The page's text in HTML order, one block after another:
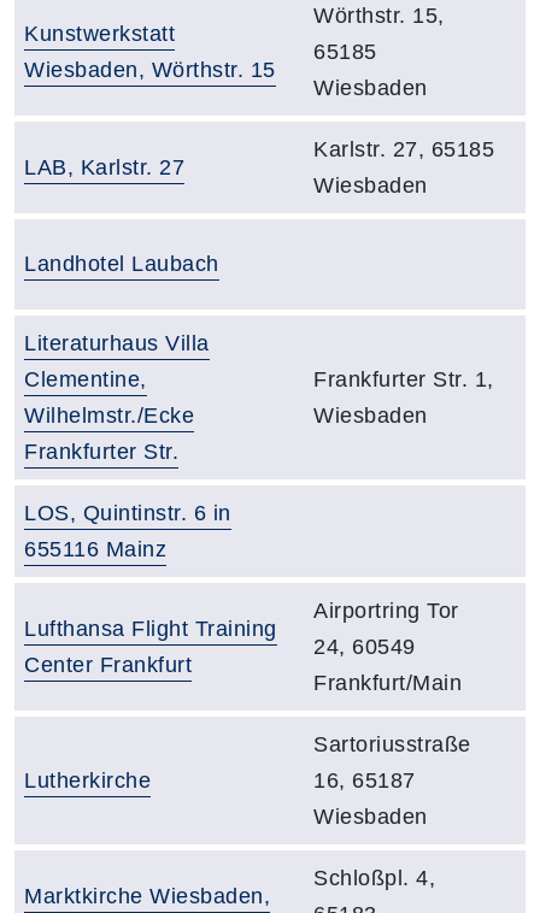
Raumbezeichnung:
Kunstwerkstatt
Wiesbaden, Wörthstr. 15
Adresse:
Wörthstr. 15,
65185
Wiesbaden
Raumbezeichnung:
LAB, Karlstr. 27
Adresse:
Karlstr. 27, 65185
Wiesbaden
Raumbezeichnung:
Landhotel Laubach
Raumbezeichnung:
Literaturhaus Villa
Clementine,
Wilhelmstr./Ecke
Frankfurter Str.
Adresse:
Frankfurter Str. 1,
Wiesbaden
Raumbezeichnung:
LOS, Quintinstr. 6 in
655116 Mainz
Raumbezeichnung:
Lufthansa Flight Training
Center Frankfurt
Adresse:
Airportring Tor
24, 60549
Frankfurt/Main
Raumbezeichnung:
Lutherkirche
Adresse:
Sartoriusstraße
16, 65187
Wiesbaden
Raumbezeichnung:
Marktkirche Wiesbaden,
Adresse:
Schloßpl. 4,